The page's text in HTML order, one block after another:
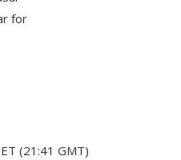
(21:41 GMT)